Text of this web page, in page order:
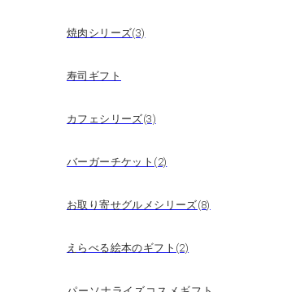
焼肉シリーズ(3)
寿司ギフト
カフェシリーズ(3)
バーガーチケット(2)
お取り寄せグルメシリーズ(8)
えらべる絵本のギフト(2)